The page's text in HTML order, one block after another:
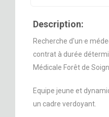
Description:
Recherche d'un·e
contrat à durée
Médicale Forêt de
Equipe jeune et
un cadre verdoyant.